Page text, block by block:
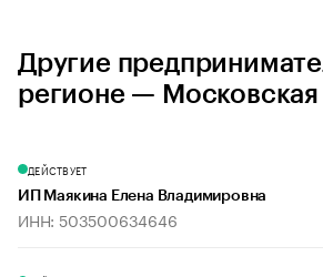
Другие
регионе — Московская
ДЕЙСТВУЕТ
ИП Маякина Елена Владимировна
ИНН: 503500634646